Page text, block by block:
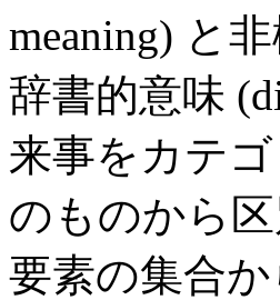
meaning) と
辞書的意味
来事をカテ
のものから
要素の集合